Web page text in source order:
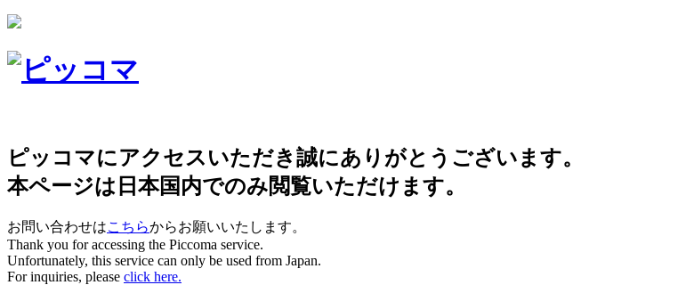
ピッコマにアクセスいただき誠にありがとうございます。
本ページは日本国内でのみ閲覧いただけます。
お問い合わせはこちらからお願いいたします。
Thank you for accessing the Piccoma service.
Unfortunately, this service can only be used from Japan.
For inquiries, please click here.